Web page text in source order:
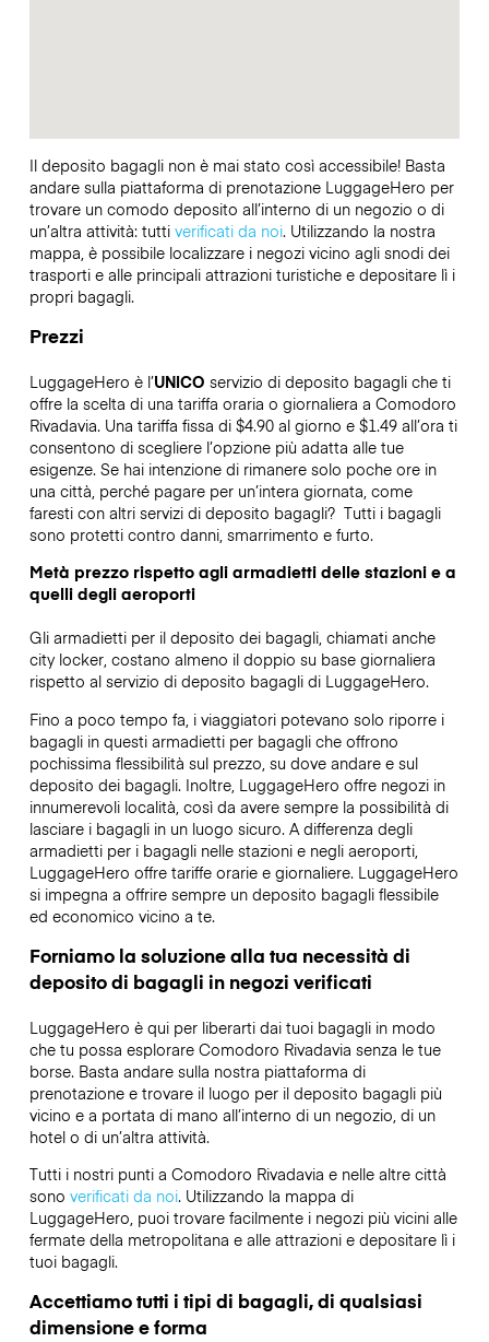
Il deposito bagagli non è mai stato così accessibile! Basta
andare sulla piattaforma di prenotazione LuggageHero per
trovare un comodo deposito all’interno di un negozio o di
un’altra attività: tutti verificati da noi. Utilizzando la nostra
mappa, è possibile localizzare i negozi vicino agli snodi dei
trasporti e alle principali attrazioni turistiche e depositare lì i
propri bagagli.
Prezzi
LuggageHero è l’UNICO servizio di deposito bagagli che ti
offre la scelta di una tariffa oraria o giornaliera a Comodoro
Rivadavia. Una tariffa fissa di $4.90 al giorno e $1.49 all’ora ti
consentono di scegliere l’opzione più adatta alle tue
esigenze. Se hai intenzione di rimanere solo poche ore in
una città, perché pagare per un’intera giornata, come
faresti con altri servizi di deposito bagagli? Tutti i bagagli
sono protetti contro danni, smarrimento e furto.
Metà prezzo rispetto agli armadietti delle stazioni e a
quelli degli aeroporti
Gli armadietti per il deposito dei bagagli, chiamati anche
city locker, costano almeno il doppio su base giornaliera
rispetto al servizio di deposito bagagli di LuggageHero.
Fino a poco tempo fa, i viaggiatori potevano solo riporre i
bagagli in questi armadietti per bagagli che offrono
pochissima flessibilità sul prezzo, su dove andare e sul
deposito dei bagagli. Inoltre, LuggageHero offre negozi in
innumerevoli località, così da avere sempre la possibilità di
lasciare i bagagli in un luogo sicuro. A differenza degli
armadietti per i bagagli nelle stazioni e negli aeroporti,
LuggageHero offre tariffe orarie e giornaliere. LuggageHero
si impegna a offrire sempre un deposito bagagli flessibile
ed economico vicino a te.
Forniamo la soluzione alla tua necessità di
deposito di bagagli in negozi verificati
LuggageHero è qui per liberarti dai tuoi bagagli in modo
che tu possa esplorare Comodoro Rivadavia senza le tue
borse. Basta andare sulla nostra piattaforma di
prenotazione e trovare il luogo per il deposito bagagli più
vicino e a portata di mano all’interno di un negozio, di un
hotel o di un’altra attività.
Tutti i nostri punti a Comodoro Rivadavia e nelle altre città
sono verificati da noi. Utilizzando la mappa di
LuggageHero, puoi trovare facilmente i negozi più vicini alle
fermate della metropolitana e alle attrazioni e depositare lì i
tuoi bagagli.
Accettiamo tutti i tipi di bagagli, di qualsiasi
dimensione e forma